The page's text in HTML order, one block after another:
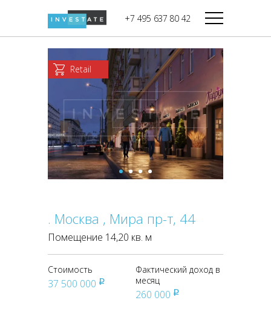
+7 495 637 80 42
Дикси
Верный
Мираторг
Магнолия
В башне
Башня Федерация-II
Запад
Башня Федерация-I
Восток
Город Столиц,
Северный блок
Город Столиц,
Южный блок
Retail
. Москва , Мира пр-т, 44
Помещение 14,20 кв. м
Стоимость
37 500 000 pуб
Фактический доход в
месяц
260 000 pуб